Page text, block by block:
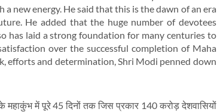
new energy. He said that this is the dawn of an era
He added that the huge number of devotees
has laid a strong foundation for many centuries to
over the successful completion of Maha
efforts and determination, Shri Modi penned down
में पूरे 45 दिनों तक जिस प्रकार 140 करोड़ देशवासियों